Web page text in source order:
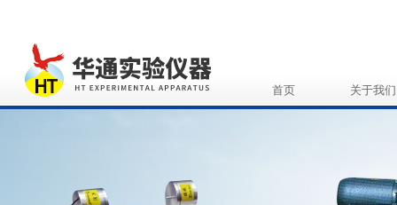
首页 关于我们